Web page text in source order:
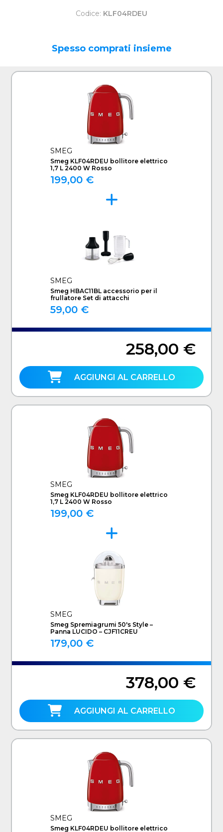
Codice: KLF04RDEU
Spesso comprati insieme
SMEG
Smeg KLF04RDEU bollitore elettrico
1,7 L 2400 W Rosso
199,00 €
SMEG
Smeg HBAC11BL accessorio per il
frullatore Set di attacchi
59,00 €
258,00 €
AGGIUNGI AL CARRELLO
SMEG
Smeg KLF04RDEU bollitore elettrico
1,7 L 2400 W Rosso
199,00 €
SMEG
Smeg Spremiagrumi 50's Style –
Panna LUCIDO – CJF11CREU
179,00 €
378,00 €
AGGIUNGI AL CARRELLO
SMEG
Smeg KLF04RDEU bollitore elettrico